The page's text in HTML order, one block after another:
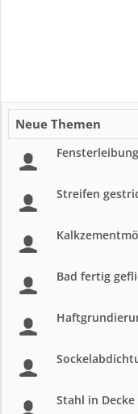
Neue Themen
Streifen
Bad fertig
Stahl in